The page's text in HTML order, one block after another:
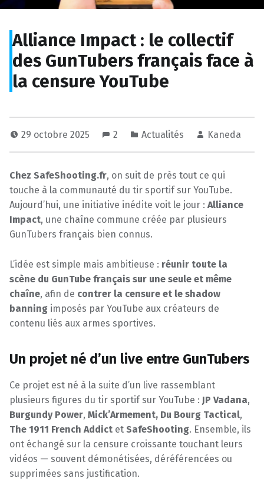
Alliance Impact : le collectif
des GunTubers français face à
la censure YouTube
29 octobre 2025 2 Actualités Kaneda
Chez SafeShooting.fr, on suit de près tout ce qui
touche à la communauté du tir sportif sur YouTube.
Aujourd’hui, une initiative inédite voit le jour : Alliance
Impact, une chaîne commune créée par plusieurs
GunTubers français bien connus.
L’idée est simple mais ambitieuse : réunir toute la
scène du GunTube français sur une seule et même
chaîne, afin de contrer la censure et le shadow
banning imposés par YouTube aux créateurs de
contenu liés aux armes sportives.
Un projet né d’un live entre GunTubers
Ce projet est né à la suite d’un live rassemblant
plusieurs figures du tir sportif sur YouTube : JP Vadana,
Burgundy Power, Mick’Armement, Du Bourg Tactical,
The 1911 French Addict et SafeShooting. Ensemble, ils
ont échangé sur la censure croissante touchant leurs
vidéos — souvent démonétisées, déréférencées ou
supprimées sans justification.